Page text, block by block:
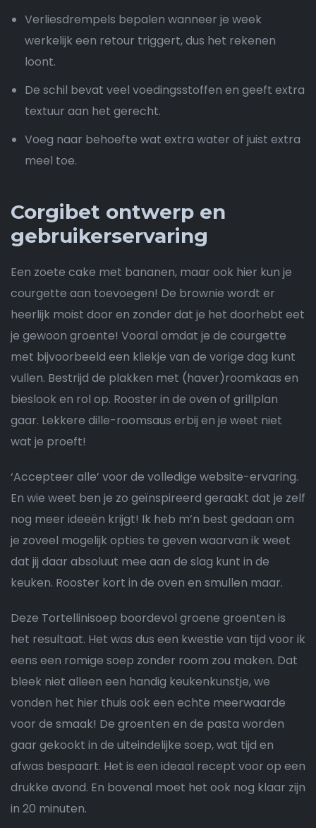
Verliesdrempels bepalen wanneer je week
werkelijk een retour triggert, dus het rekenen
loont.
De schil bevat veel voedingsstoffen en geeft extra
textuur aan het gerecht.
Voeg naar behoefte wat extra water of juist extra
meel toe.
Corgibet ontwerp en
gebruikerservaring
Een zoete cake met bananen, maar ook hier kun je
courgette aan toevoegen! De brownie wordt er
heerlijk moist door en zonder dat je het doorhebt eet
je gewoon groente! Vooral omdat je de courgette
met bijvoorbeeld een kliekje van de vorige dag kunt
vullen. Bestrijd de plakken met (haver)roomkaas en
bieslook en rol op. Rooster in de oven of grillplan
gaar. Lekkere dille-roomsaus erbij en je weet niet
wat je proeft!
‘Accepteer alle’ voor de volledige website-ervaring.
En wie weet ben je zo geïnspireerd geraakt dat je zelf
nog meer ideeën krijgt! Ik heb m’n best gedaan om
je zoveel mogelijk opties te geven waarvan ik weet
dat jij daar absoluut mee aan de slag kunt in de
keuken. Rooster kort in de oven en smullen maar.
Deze Tortellinisoep boordevol groene groenten is
het resultaat. Het was dus een kwestie van tijd voor ik
eens een romige soep zonder room zou maken. Dat
bleek niet alleen een handig keukenkunstje, we
vonden het hier thuis ook een echte meerwaarde
voor de smaak! De groenten en de pasta worden
gaar gekookt in de uiteindelijke soep, wat tijd en
afwas bespaart. Het is een ideaal recept voor op een
drukke avond. En bovenal moet het ook nog klaar zijn
in 20 minuten.